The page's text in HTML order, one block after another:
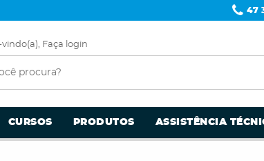
47
Faça login
CURSOS PRODUTOS ASSISTÊNCIA